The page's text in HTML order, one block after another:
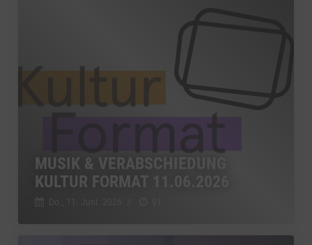
MUSIK & VERABSCHIEDUNG
KULTUR FORMAT 11.06.2026